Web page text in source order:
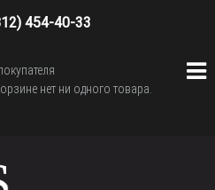
454-40-33
нет ни одного товара.